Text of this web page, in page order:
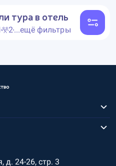
тура в отель
2...ещё фильтры
д. 24-26, стр. 3